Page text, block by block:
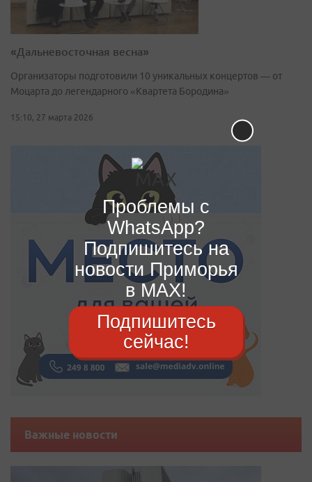
«Дальневосточная весна»
Организаторы подготовили 10 уникальных концертов — от
Моцарта до легендарного «Квартета Бородина»
15:10, 27 марта 2026
Важные новости
Проблемы с
WhatsApp?
Подпишитесь на
новости Приморья
в MAX!
Подпишитесь
сейчас!